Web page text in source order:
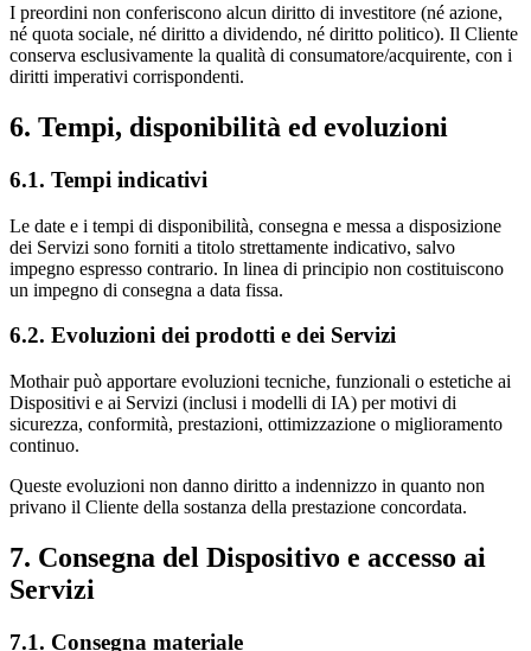
I preordini non conferiscono alcun diritto di investitore (né azione,
né quota sociale, né diritto a dividendo, né diritto politico). Il Cliente
conserva esclusivamente la qualità di consumatore/acquirente, con i
diritti imperativi corrispondenti.
6. Tempi, disponibilità ed evoluzioni
6.1. Tempi indicativi
Le date e i tempi di disponibilità, consegna e messa a disposizione
dei Servizi sono forniti a titolo strettamente indicativo, salvo
impegno espresso contrario. In linea di principio non costituiscono
un impegno di consegna a data fissa.
6.2. Evoluzioni dei prodotti e dei Servizi
Mothair può apportare evoluzioni tecniche, funzionali o estetiche ai
Dispositivi e ai Servizi (inclusi i modelli di IA) per motivi di
sicurezza, conformità, prestazioni, ottimizzazione o miglioramento
continuo.
Queste evoluzioni non danno diritto a indennizzo in quanto non
privano il Cliente della sostanza della prestazione concordata.
7. Consegna del Dispositivo e accesso ai
Servizi
7.1. Consegna materiale